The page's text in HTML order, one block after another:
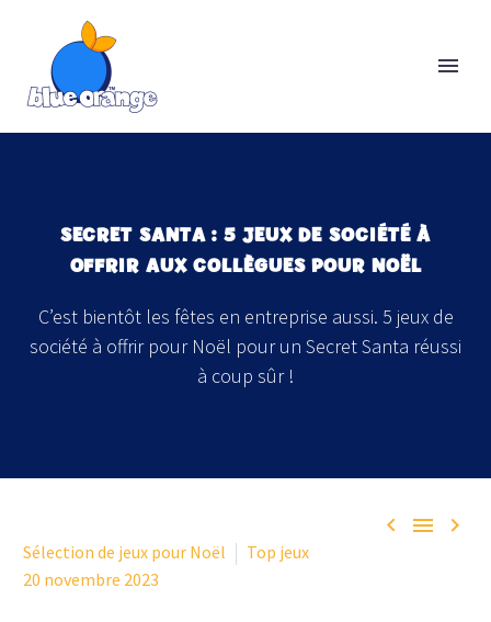
SECRET SANTA : 5 JEUX DE SOCIÉTÉ À
OFFRIR AUX COLLÈGUES POUR NOËL
C’est bientôt les fêtes en entreprise aussi. 5 jeux de
société à offrir pour Noël pour un Secret Santa réussi
à coup sûr !
  
Sélection de jeux pour Noël
Top jeux
20 novembre 2023